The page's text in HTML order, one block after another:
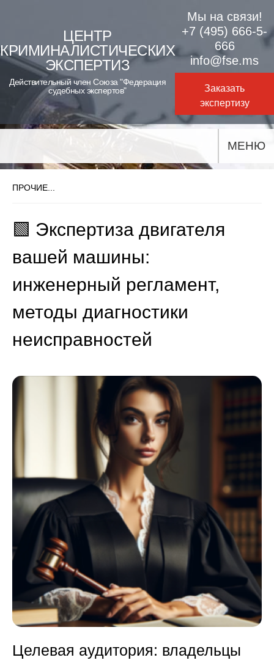
content
ЦЕНТР
КРИМИНАЛИСТИЧЕСКИХ
ЭКСПЕРТИЗ
Действительный член Союза "Федерация
судебных экспертов"
Мы на связи!
+7 (495) 666-5-
666
info@fse.ms
Заказать
экспертизу
МЕНЮ
ПРОЧИЕ...
🟩 Экспертиза двигателя
вашей машины:
инженерный регламент,
методы диагностики
неисправностей
Целевая аудитория: владельцы